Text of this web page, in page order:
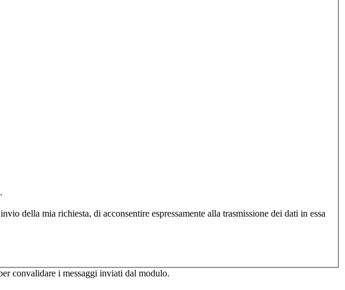
.
della mia richiesta, di acconsentire espressamente alla trasmissione dei dati in essa
convalidare i messaggi inviati dal modulo.